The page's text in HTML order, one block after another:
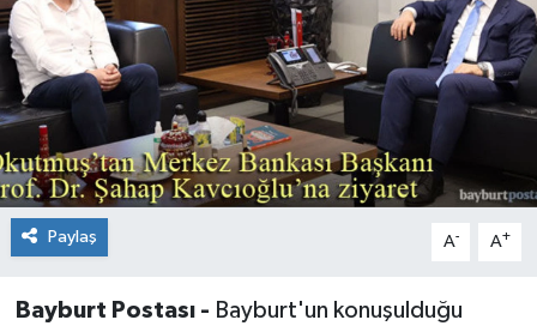
Paylaş A- A+
Bayburt Postası - Bayburt'un konuşulduğu